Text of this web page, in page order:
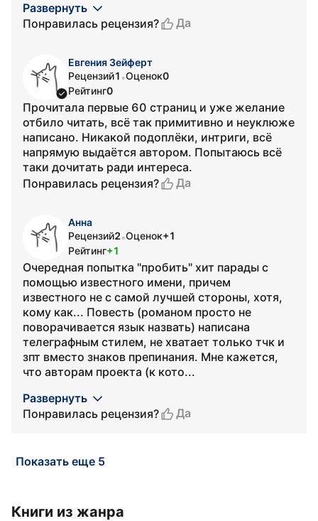
Развернуть
Понравилась рецензия?
Да
Евгения Зейферт
Рецензий1 •Оценок0
Рейтинг0
Прочитала первые 60 страниц и уже желание
отбило читать, всё так примитивно и неуклюже
написано. Никакой подоплёки, интриги, всё
напрямую выдаётся автором. Попытаюсь всё
таки дочитать ради интереса.
Понравилась рецензия?
Да
Анна
Рецензий2•Оценок+1
Рейтинг+1
Очередная попытка "пробить" хит парады с
помощью известного имени, причем
известного не с самой лучшей стороны, хотя,
кому как... Повесть (романом просто не
поворачивается язык назвать) написана
телеграфным стилем, не хватает только тчк и
зпт вместо знаков препинания. Мне кажется,
что авторам проекта (к кото...
Развернуть
Понравилась рецензия?
Да
Показать еще 5
Книги из жанра